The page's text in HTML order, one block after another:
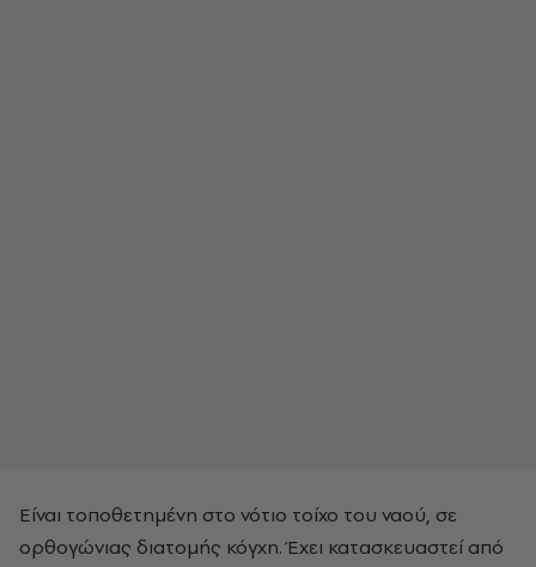
Είναι τοποθετημένη στο νότιο τοίχο του ναού, σε
ορθογώνιας διατομής κόγχη. Έχει κατασκευαστεί από